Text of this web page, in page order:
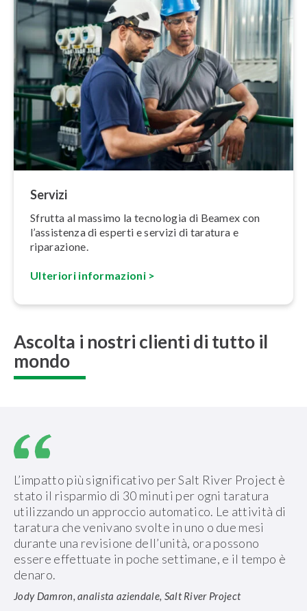
Servizi
Sfrutta al massimo la tecnologia di Beamex con
l’assistenza di esperti e servizi di taratura e
riparazione.
Ulteriori in­for­ma­zio­ni >
Ascolta i nostri clienti di tutto il
mondo
L’impatto più significativo per Salt River Project è
stato il risparmio di 30 minuti per ogni taratura
utilizzando un approccio automatico. Le attività di
taratura che venivano svolte in uno o due mesi
durante una revisione dell’unità, ora possono
essere effettuate in poche settimane, e il tempo è
denaro.
Jody Damron, analista aziendale, Salt River Project